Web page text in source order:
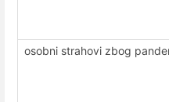
osobni strahovi zbog